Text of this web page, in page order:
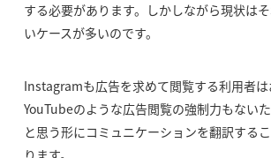
する必要があります。しかしながら現状は
いケースが多いのです。
Instagramも広告を求めて閲覧する利用者
YouTubeのような広告閲覧の強制力もない
と思う形にコミュニケーションを翻訳する
ります。